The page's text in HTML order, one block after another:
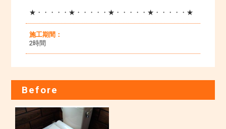
★・・・・・★・・・・・★・・・・・★・・・・・★
施工期間：
2時間
Before